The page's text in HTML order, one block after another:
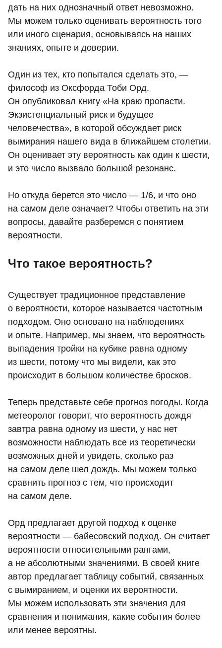
дать на них однозначный ответ невозможно.
Мы можем только оценивать вероятность того
или иного сценария, основываясь на наших
знаниях, опыте и доверии.
Один из тех, кто попытался сделать это, —
философ из Оксфорда Тоби Орд.
Он опубликовал книгу «На краю пропасти.
Экзистенциальный риск и будущее
человечества», в которой обсуждает риск
вымирания нашего вида в ближайшем столетии.
Он оценивает эту вероятность как один к шести,
и это число вызвало большой резонанс.
Но откуда берется это число — 1/6, и что оно
на самом деле означает? Чтобы ответить на эти
вопросы, давайте разберемся с понятием
вероятности.
Что такое вероятность?
Существует традиционное представление
о вероятности, которое называется частотным
подходом. Оно основано на наблюдениях
и опыте. Например, мы знаем, что вероятность
выпадения тройки на кубике равна одному
из шести, потому что мы видели, как это
происходит в большом количестве бросков.
Теперь представьте себе прогноз погоды. Когда
метеоролог говорит, что вероятность дождя
завтра равна одному из шести, у нас нет
возможности наблюдать все из теоретически
возможных дней и увидеть, сколько раз
на самом деле шел дождь. Мы можем только
сравнить прогноз с тем, что происходит
на самом деле.
Орд предлагает другой подход к оценке
вероятности — байесовский подход. Он считает
вероятности относительными рангами,
а не абсолютными значениями. В своей книге
автор предлагает таблицу событий, связанных
с вымиранием, и оценки их вероятности.
Мы можем использовать эти значения для
сравнения и понимания, какие события более
или менее вероятны.